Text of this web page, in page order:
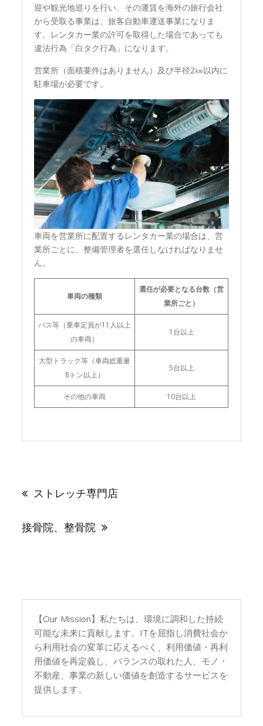
迎や観光地巡りを行い、その運賃を海外の旅行会社
から受取る事業は、旅客自動車運送事業になりま
す。レンタカー業の許可を取得した場合であっても
違法行為「白タク行為」になります。
営業所（面積要件はありません）及び半径2㎞以内に
駐車場が必要です。
車両を営業所に配置するレンタカー業の場合は、営
業所ごとに、整備管理者を選任しなければなりませ
ん。
車両の種類
選任が必要となる台数（営
業所ごと）
バス等（乗車定員が11人以上
の車両）
1台以上
大型トラック等（車両総重量
8トン以上）
5台以上
その他の車両 10台以上
ナ
ゲ
ストレッチ専門店
接骨院、整骨院
【Our Mission】私たちは、環境に調和した持続
可能な未来に貢献します。ITを屈指し消費社会か
ら利用社会の変革に応えるべく、利用価値・再利
用価値を再定義し、バランスの取れた人、モノ・
不動産、事業の新しい価値を創造するサービスを
提供します。